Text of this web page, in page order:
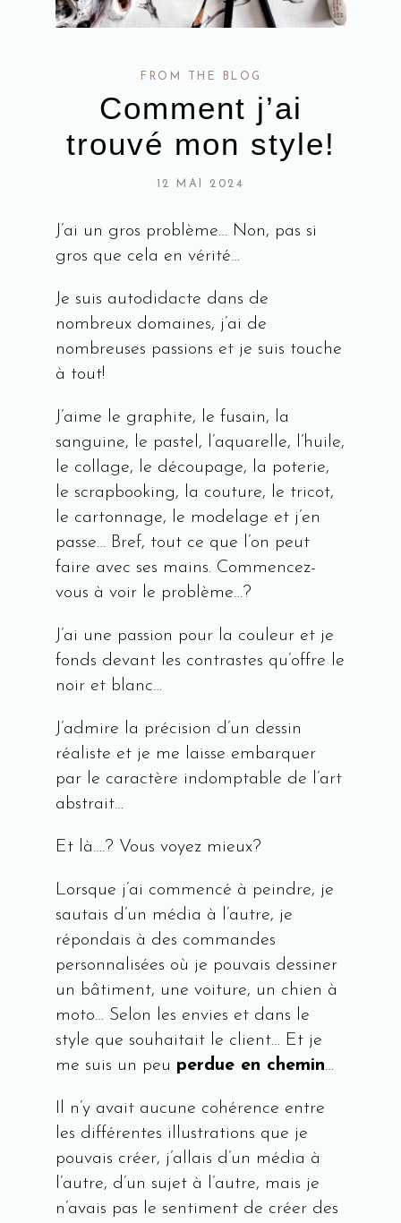
FROM THE BLOG
Comment j’ai
trouvé mon style!
12 MAI 2024
J’ai un gros problème… Non, pas si
gros que cela en vérité…
Je suis autodidacte dans de
nombreux domaines, j’ai de
nombreuses passions et je suis touche
à tout!
J’aime le graphite, le fusain, la
sanguine, le pastel, l’aquarelle, l’huile,
le collage, le découpage, la poterie,
le scrapbooking, la couture, le tricot,
le cartonnage, le modelage et j’en
passe… Bref, tout ce que l’on peut
faire avec ses mains. Commencez-
vous à voir le problème…?
J’ai une passion pour la couleur et je
fonds devant les contrastes qu’offre le
noir et blanc…
J’admire la précision d’un dessin
réaliste et je me laisse embarquer
par le caractère indomptable de l’art
abstrait…
Et là….? Vous voyez mieux?
Lorsque j’ai commencé à peindre, je
sautais d’un média à l’autre, je
répondais à des commandes
personnalisées où je pouvais dessiner
un bâtiment, une voiture, un chien à
moto… Selon les envies et dans le
style que souhaitait le client… Et je
me suis un peu perdue en chemin…
Il n’y avait aucune cohérence entre
les différentes illustrations que je
pouvais créer, j’allais d’un média à
l’autre, d’un sujet à l’autre, mais je
n’avais pas le sentiment de créer des